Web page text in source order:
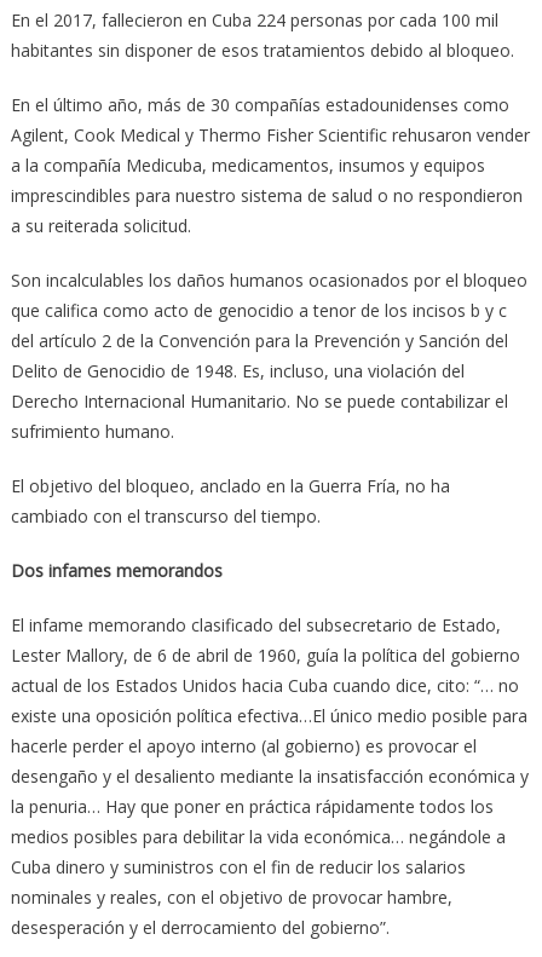
En el 2017, fallecieron en Cuba 224 personas por cada 100 mil
habitantes sin disponer de esos tratamientos debido al bloqueo.
En el último año, más de 30 compañías estadounidenses como
Agilent, Cook Medical y Thermo Fisher Scientific rehusaron vender
a la compañía Medicuba, medicamentos, insumos y equipos
imprescindibles para nuestro sistema de salud o no respondieron
a su reiterada solicitud.
Son incalculables los daños humanos ocasionados por el bloqueo
que califica como acto de genocidio a tenor de los incisos b y c
del artículo 2 de la Convención para la Prevención y Sanción del
Delito de Genocidio de 1948. Es, incluso, una violación del
Derecho Internacional Humanitario. No se puede contabilizar el
sufrimiento humano.
El objetivo del bloqueo, anclado en la Guerra Fría, no ha
cambiado con el transcurso del tiempo.
Dos infames memorandos
El infame memorando clasificado del subsecretario de Estado,
Lester Mallory, de 6 de abril de 1960, guía la política del gobierno
actual de los Estados Unidos hacia Cuba cuando dice, cito: “… no
existe una oposición política efectiva…El único medio posible para
hacerle perder el apoyo interno (al gobierno) es provocar el
desengaño y el desaliento mediante la insatisfacción económica y
la penuria… Hay que poner en práctica rápidamente todos los
medios posibles para debilitar la vida económica… negándole a
Cuba dinero y suministros con el fin de reducir los salarios
nominales y reales, con el objetivo de provocar hambre,
desesperación y el derrocamiento del gobierno”.